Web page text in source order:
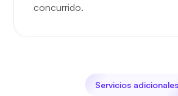
concurrido.
Servicios adicionales